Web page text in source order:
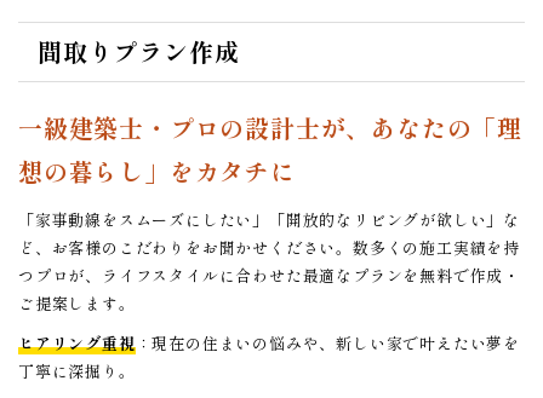
間取りプラン作成
一級建築士・プロの設計士が、あなたの「理
想の暮らし」をカタチに
「家事動線をスムーズにしたい」「開放的なリビングが欲しい」な
ど、お客様のこだわりをお聞かせください。数多くの施工実績を持
つプロが、ライフスタイルに合わせた最適なプランを無料で作成・
ご提案します。
ヒアリング重視：現在の住まいの悩みや、新しい家で叶えたい夢を
丁寧に深掘り。